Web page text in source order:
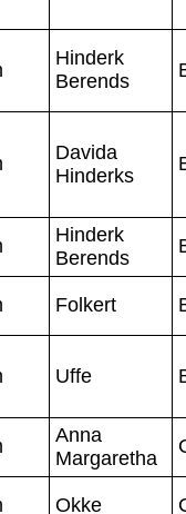
Hinderk
Berends
Davida
Hinderks
Hinderk
Berends
Folkert
Uffe
Anna
Margaretha
Okke